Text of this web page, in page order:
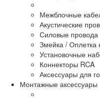
Межблочные
Акустические
Силовые провода
Змейка / Оплетка
Установочные
Коннекторы RCA
Аксессуары для
Монтажные аксессуары